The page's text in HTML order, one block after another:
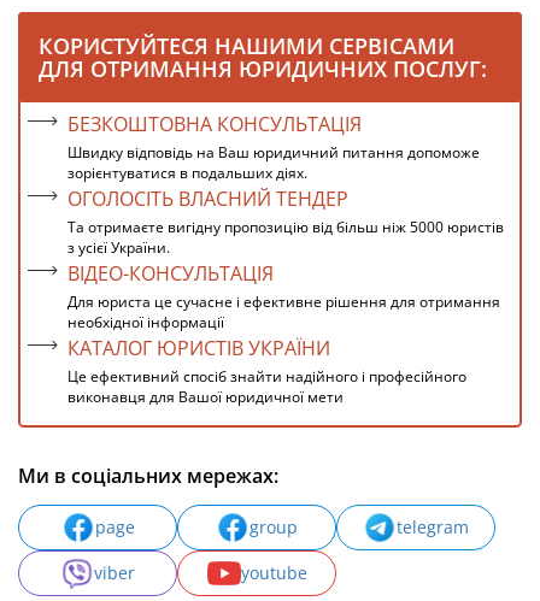
КОРИСТУЙТЕСЯ НАШИМИ СЕРВІСАМИ
ДЛЯ ОТРИМАННЯ ЮРИДИЧНИХ ПОСЛУГ:
БЕЗКОШТОВНА КОНСУЛЬТАЦІЯ
Швидку відповідь на Ваш юридичний питання допоможе
зорієнтуватися в подальших діях.
ОГОЛОСІТЬ ВЛАСНИЙ ТЕНДЕР
Та отримаєте вигідну пропозицію від більш ніж 5000 юристів
з усієї України.
ВІДЕО-КОНСУЛЬТАЦІЯ
Для юриста це сучасне і ефективне рішення для отримання
необхідної інформації
КАТАЛОГ ЮРИСТІВ УКРАЇНИ
Це ефективний спосіб знайти надійного і професійного
виконавця для Вашої юридичної мети
Ми в соціальних мережах:
page group
telegram
viber
youtube